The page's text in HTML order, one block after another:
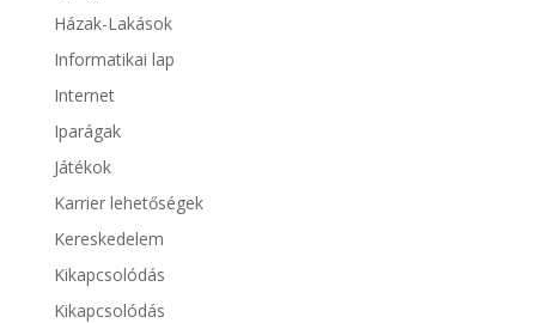
Házak-Lakások
Informatikai lap
Internet
Iparágak
Játékok
Karrier lehetőségek
Kereskedelem
Kikapcsolódás
Kikapcsolódás